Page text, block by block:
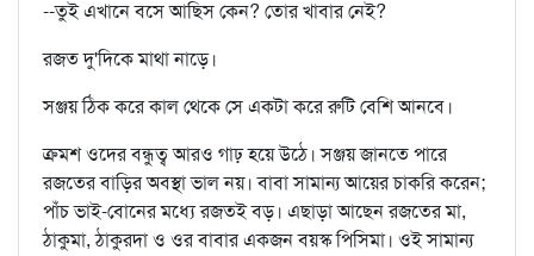
--তুই এখানে বসে আছিস কেন? তোর খাবার নেই?
রজত দু'দিকে মাথা নাড়ে।
সঞ্জয় ঠিক করে কাল থেকে সে একটা করে রুটি বেশি আনবে।
ক্রমশ ওদের বন্ধুত্ব আরও গাঢ় হয়ে উঠে। সঞ্জয় জানতে পারে
রজতের বাড়ির অবস্থা ভাল নয়। বাবা সামান্য আয়ের চাকরি করেন;
পাঁচ ভাই-বোনের মধ্যে রজতই বড়। এছাড়া আছেন রজতের মা,
ঠাকুমা, ঠাকুরদা ও ওর বাবার একজন বয়স্ক পিসিমা। ওই সামান্য